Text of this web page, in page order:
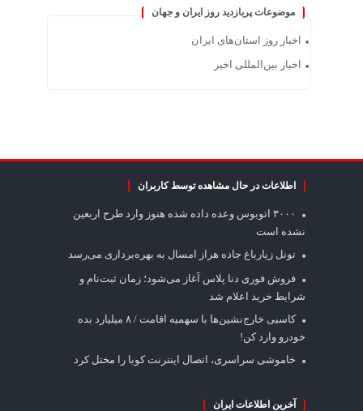
موضوعات پربازدید روز ایران و جهان
اخبار روز استان‌های ایران
اخبار بین‌المللی اخیر
اطلاعات در حال مشاهده توسط کاربران
۳۰۰۰ اتوبوس وعده داده شده هنوز وارد طرح اربعین
نشده است
تونل زیارباغ جاده هراز امسال به بهره‌برداری می‌رسد
فروش فوری دنا پلاس آغاز می‌شود؛ زمان ثبت‌نام و
شرایط خرید اعلام شد
کاسبی خارج‌نشین‌ها با سهمیه اقامت / ۸ میلیارد بده
خودرو وارد کن!
خاموشی سراسری، اتصال اینترنت کوبا را مختل کرد
آخرین اطلاعات ایران